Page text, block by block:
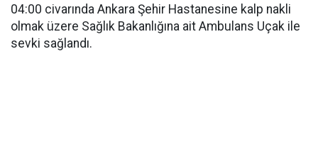
04:00 civarında Ankara Şehir Hastanesine kalp nakli
olmak üzere Sağlık Bakanlığına ait Ambulans Uçak ile
sevki sağlandı.